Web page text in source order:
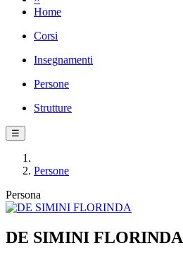
Home
Corsi
Insegnamenti
Persone
Strutture
☰
Persone
Persona
DE SIMINI FLORINDA